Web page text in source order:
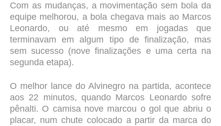
Com as mudanças, a movimentação sem bola da
equipe melhorou, a bola chegava mais ao Marcos
Leonardo, ou até mesmo em jogadas que
terminavam em algum tipo de finalização, mas
sem sucesso (nove finalizações e uma certa na
segunda etapa).
O melhor lance do Alvinegro na partida, acontece
aos 22 minutos, quando Marcos Leonardo sofre
pênalti. O camisa nove marcou o gol que abriu o
placar, num chute colocado a partir da marca do